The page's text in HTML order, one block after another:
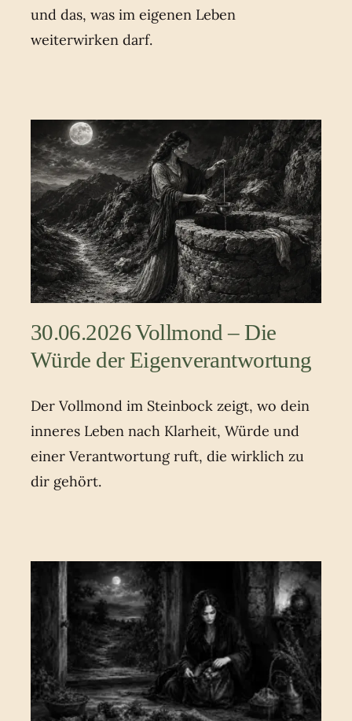
und das, was im eigenen Leben
weiterwirken darf.
30.06.2026 Vollmond – Die
Würde der Eigenverantwortung
Der Vollmond im Steinbock zeigt, wo dein
inneres Leben nach Klarheit, Würde und
einer Verantwortung ruft, die wirklich zu
dir gehört.